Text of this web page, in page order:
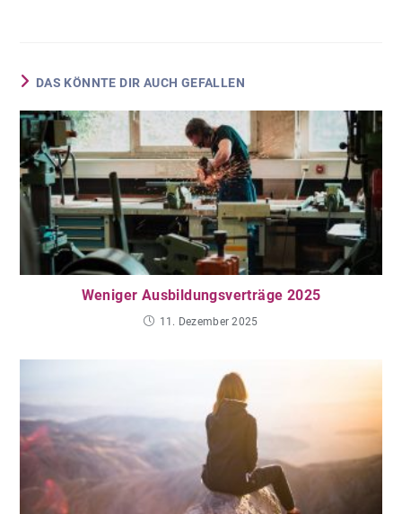
DAS KÖNNTE DIR AUCH GEFALLEN
Weniger Ausbildungsverträge 2025
11. Dezember 2025